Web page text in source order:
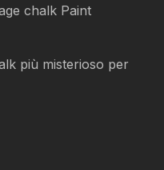
chalk Paint
più misterioso per